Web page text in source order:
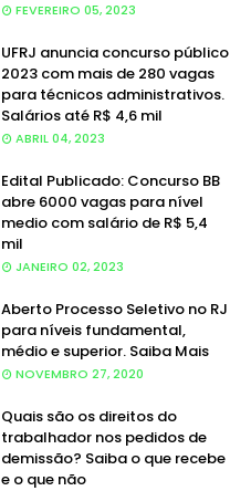
FEVEREIRO 05, 2023
UFRJ anuncia concurso público
2023 com mais de 280 vagas
para técnicos administrativos.
Salários até R$ 4,6 mil
ABRIL 04, 2023
Edital Publicado: Concurso BB
abre 6000 vagas para nível
medio com salário de R$ 5,4
mil
JANEIRO 02, 2023
Aberto Processo Seletivo no RJ
para níveis fundamental,
médio e superior. Saiba Mais
NOVEMBRO 27, 2020
Quais são os direitos do
trabalhador nos pedidos de
demissão? Saiba o que recebe
e o que não